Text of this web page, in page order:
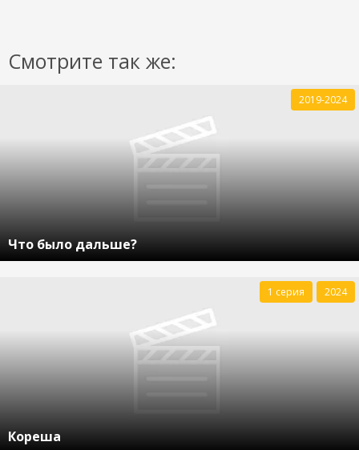
Смотрите так же:
Что было дальше?
2019-2024
Кореша
1 серия 2024